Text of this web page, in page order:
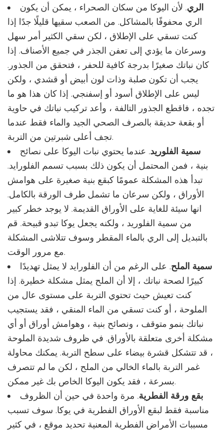
الري. لأن اليوكا من سكان الصحراء ، يمكن أن يكون
الري محفوفًا بالمشاكل. من الصعب سقيها قليلًا جدًا إذا
كنت تسقي على الإطلاق ، لكن سقي الكثير أمر سهل
وسرعان ما يؤدي إلى تعفن الجذر في جميع الأصناف. إذا
كان نباتك صغيرًا بدرجة كافية للحفر ، فتحقق من الجذور.
يجب أن تكون صلبة وذات لون أبيض أو قشدي ، ولكن
ليس على الإطلاق أسود أو إسفنجي. إذا كان هذا هو ما
تجده ، فاقطع الجذور التالفة ، وأعد تركيب نباتك في حاوية
أو بقعة حديقة بالصرف الصحي الجيد والماء فقط عندما
تجف أعلى شبرتين من التربة.
سمية الفلوريد. عندما يحتوي نبات اليوكا على نصائح
بنية ، فمن المحتمل أن يكون ذلك بسبب تسمم الفلورايد.
تبدأ هذه المشكلة عمومًا كبقع بنية صغيرة على هوامش
الأوراق ، ولكن سرعان ما تشمل طرف الورقة بالكامل.
انها سيئة للغاية على الأوراق القديمة. لا يوجد خطر كبير
من سمية الفلوريد ، ولكنه يجعل يوكا تبدو قبيحة. قم
بالتبديل إلى الري بالماء المقطر وسوف تتلاشى المشكلة
مع مرور الوقت.
سمية الملح. على الرغم من أن الفلورايد لا يمثل تهديدًا
كبيرًا لصحة نباتك ، إلا أن الملح يمثل مشكلة خطيرة. إذا
كنت تعيش حيث تحتوي التربة على مستوى عال من
الملوحة ، أو كنت تسقي من الماء المنقي ، فقد يستجيب
نباتك بنمو متوقف ، ونصائح بنية ، وهوامش أوراق أو أي
مشكلة أخرى متعلقة بالأوراق. في ظروف شديدة الملوحة
، قد تتشكل قشرة بيضاء على سطح التربة. يمكنك محاولة
غمر التربة بالماء الخالي من الملح ، لكن ما لم تتصرف
بسرعة ، فقد يكون اليوكا الخاص بك غير ممكن.
بقع ورقة الفطرية. مرة واحدة في حين أن الظروف
مناسبة فقط لبقع الأوراق الفطرية في يوكا. سوف تسبب
مسببات الأمراض الفطرية المعنية تحديد موقع ، في كثير